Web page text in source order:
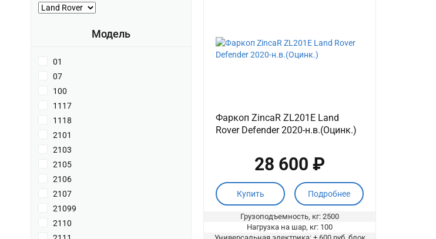
Модель
01
07
100
1117
1118
2101
2103
2105
2106
2107
21099
2110
Фаркоп ZincaR ZL201E Land
Rover Defender 2020-н.в.(Оцинк.)
28 600 ₽
Купить Подробнее
Грузоподъемность, кг: 2500
Нагрузка на шар, кг: 100